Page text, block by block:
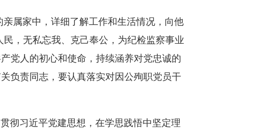
属家中，详细了解工作和生活情况，向他
，无私忘我、克己奉公，为纪检监察事业
党人的初心和使命，持续涵养对党忠诚的
负责同志，要认真落实对因公殉职党员干
彻习近平党建思想，在学思践悟中坚定理